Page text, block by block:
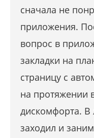
сначала не
приложения.
вопрос в
закладки на
страницу с
на протяжении
дискомфорта. В
заходил и